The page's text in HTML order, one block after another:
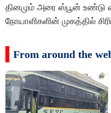
தினமும் அரை ஸ்பூன் உண்டு
நோயாளிகளின் முகத்தில்
From around the